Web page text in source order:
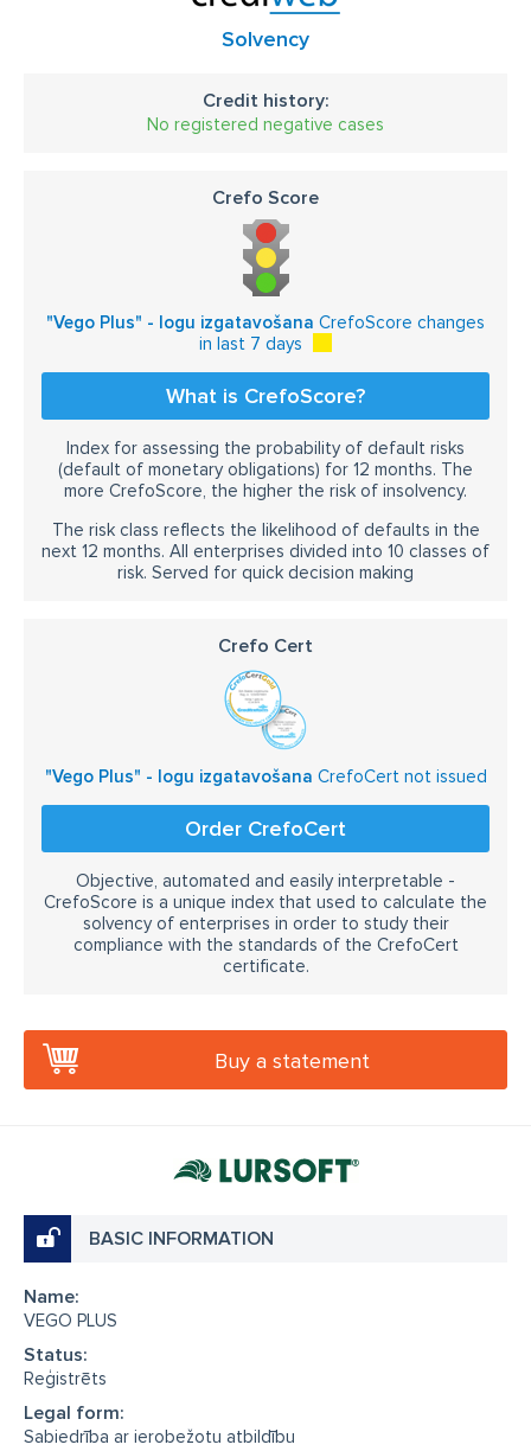
Solvency
Credit history:
No registered negative cases
Crefo Score
"Vego Plus" - logu izgatavošana CrefoScore changes
in last 7 days
What is CrefoScore?
Index for assessing the probability of default risks
(default of monetary obligations) for 12 months. The
more CrefoScore, the higher the risk of insolvency.
The risk class reflects the likelihood of defaults in the
next 12 months. All enterprises divided into 10 classes of
risk. Served for quick decision making
Crefo Cert
"Vego Plus" - logu izgatavošana CrefoCert not issued
Order CrefoCert
Objective, automated and easily interpretable -
CrefoScore is a unique index that used to calculate the
solvency of enterprises in order to study their
compliance with the standards of the CrefoCert
certificate.
Buy a statement
BASIC INFORMATION
Name:
VEGO PLUS
Status:
Reģistrēts
Legal form:
Sabiedrība ar ierobežotu atbildību